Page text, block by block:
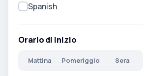
Spanish
Orario di inizio
Mattina Pomeriggio Sera